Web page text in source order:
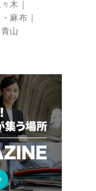
木
麻布
山